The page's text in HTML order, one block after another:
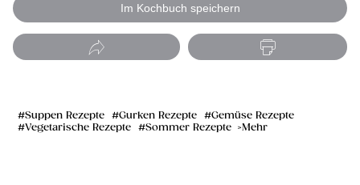
Im Kochbuch speichern
Suppen Rezepte Gurken Rezepte
Gemüse Rezepte
Vegetarische Rezepte
Sommer Rezepte Mehr